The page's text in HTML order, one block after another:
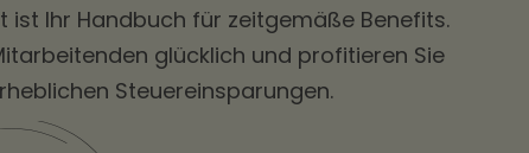
ist Ihr Handbuch für zeitgemäße Benefits.
glücklich und profitieren Sie
Steuereinsparungen.